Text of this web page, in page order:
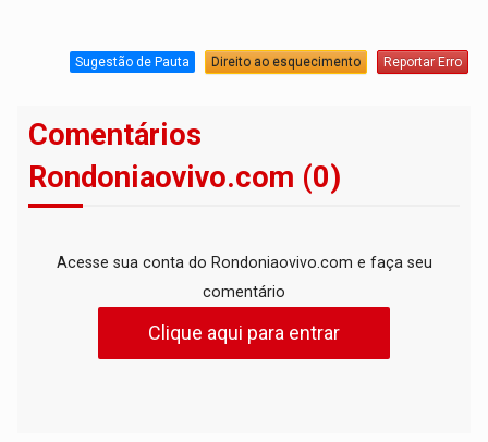
Sugestão de Pauta Direito ao esquecimento Reportar Erro
Comentários
Rondoniaovivo.com (0)
Acesse sua conta do Rondoniaovivo.com e faça seu
comentário
Clique aqui para entrar